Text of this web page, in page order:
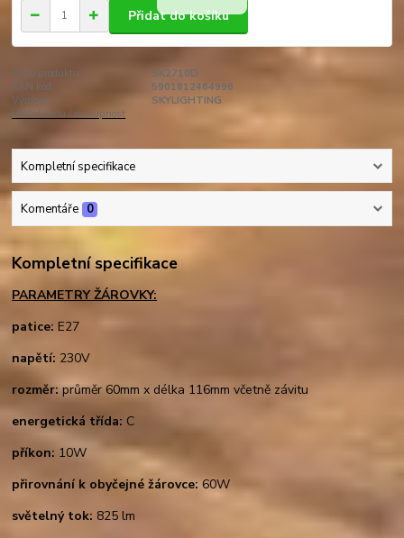
Přidat do košíku
Číslo produktu:
SK2710D
EAN kód:
5901812464996
Výrobce:
SKYLIGHTING
Hlídat cenu / dostupnost
Kompletní specifikace
Komentáře 0
Kompletní specifikace
PARAMETRY ŽÁROVKY:
patice: E27
napětí: 230V
rozměr:průměr 60mm x délka 116mm včetně závitu
energetická třída: C
příkon: 10W
přirovnání k obyčejné žárovce: 60W
světelný tok: 825 lm